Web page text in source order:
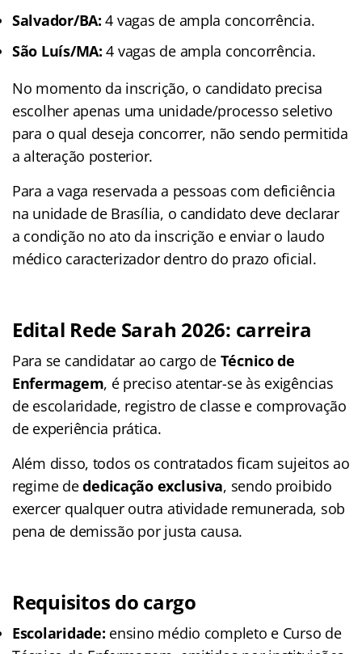
Salvador/BA: 4 vagas de ampla concorrência.
São Luís/MA: 4 vagas de ampla concorrência.
No momento da inscrição, o candidato precisa
escolher apenas uma unidade/processo seletivo
para o qual deseja concorrer, não sendo permitida
a alteração posterior.
Para a vaga reservada a pessoas com deficiência
na unidade de Brasília, o candidato deve declarar
a condição no ato da inscrição e enviar o laudo
médico caracterizador dentro do prazo oficial.
Edital Rede Sarah 2026: carreira
Para se candidatar ao cargo de Técnico de
Enfermagem, é preciso atentar-se às exigências
de escolaridade, registro de classe e comprovação
de experiência prática.
Além disso, todos os contratados ficam sujeitos ao
regime dededicação exclusiva, sendo proibido
exercer qualquer outra atividade remunerada, sob
pena de demissão por justa causa.
Requisitos do cargo
Escolaridade: ensino médio completo e Curso de